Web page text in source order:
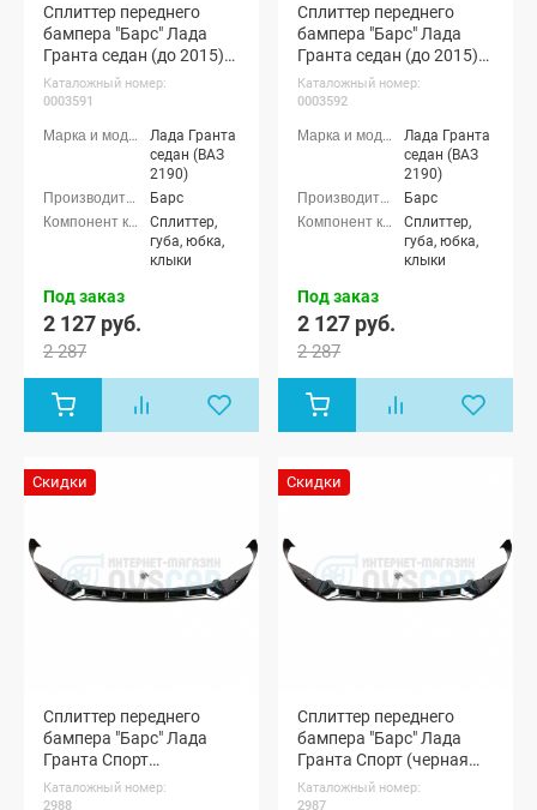
Сплиттер переднего
бампера "Барс" Лада
Гранта седан (до 2015)
(неокрашенный)
Каталожный номер:
0003591
Лада Гранта
седан (ВАЗ
2190)
Барс
Сплиттер,
губа, юбка,
клыки
Под заказ
2 127 руб.
2 287
Сплиттер переднего
бампера "Барс" Лада
Гранта седан (до 2015)
(черная шагрень)
Каталожный номер:
0003592
Лада Гранта
седан (ВАЗ
2190)
Барс
Сплиттер,
губа, юбка,
клыки
Под заказ
2 127 руб.
2 287
Скидки
Сплиттер переднего
бампера "Барс" Лада
Гранта Спорт
(неокрашенный)
Каталожный номер:
2988
Скидки
Сплиттер переднего
бампера "Барс" Лада
Гранта Спорт (черная
шагрень)
Каталожный номер:
2987